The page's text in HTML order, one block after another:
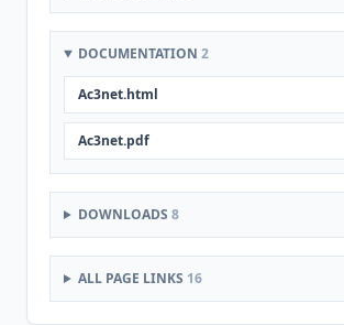
DOCUMENTATION 2
Ac3net.html
Ac3net.pdf
DOWNLOADS 8
ALL PAGE LINKS 16